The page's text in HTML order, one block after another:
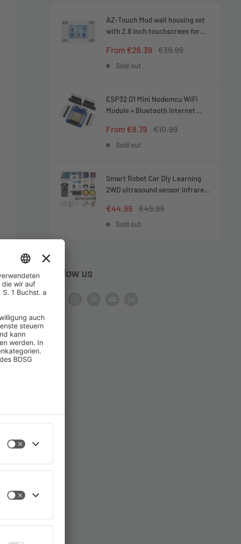
AZ-Touch Mod wall housing set
with 2.8 inch touchscreen for
Sale
From €26.39
Regular
€39.99
Sold out
ESP32 D1 Mini Nodemcu WiFi
Module + Bluetooth Internet
with Arduino
Sale
From €8.79
Regular
€10.99
Sold out
Smart Robot Car Diy Learning
2WD ultrasound sensor infrared
Sale
€44.99
Regular
€49.99
Sold out
Follow us